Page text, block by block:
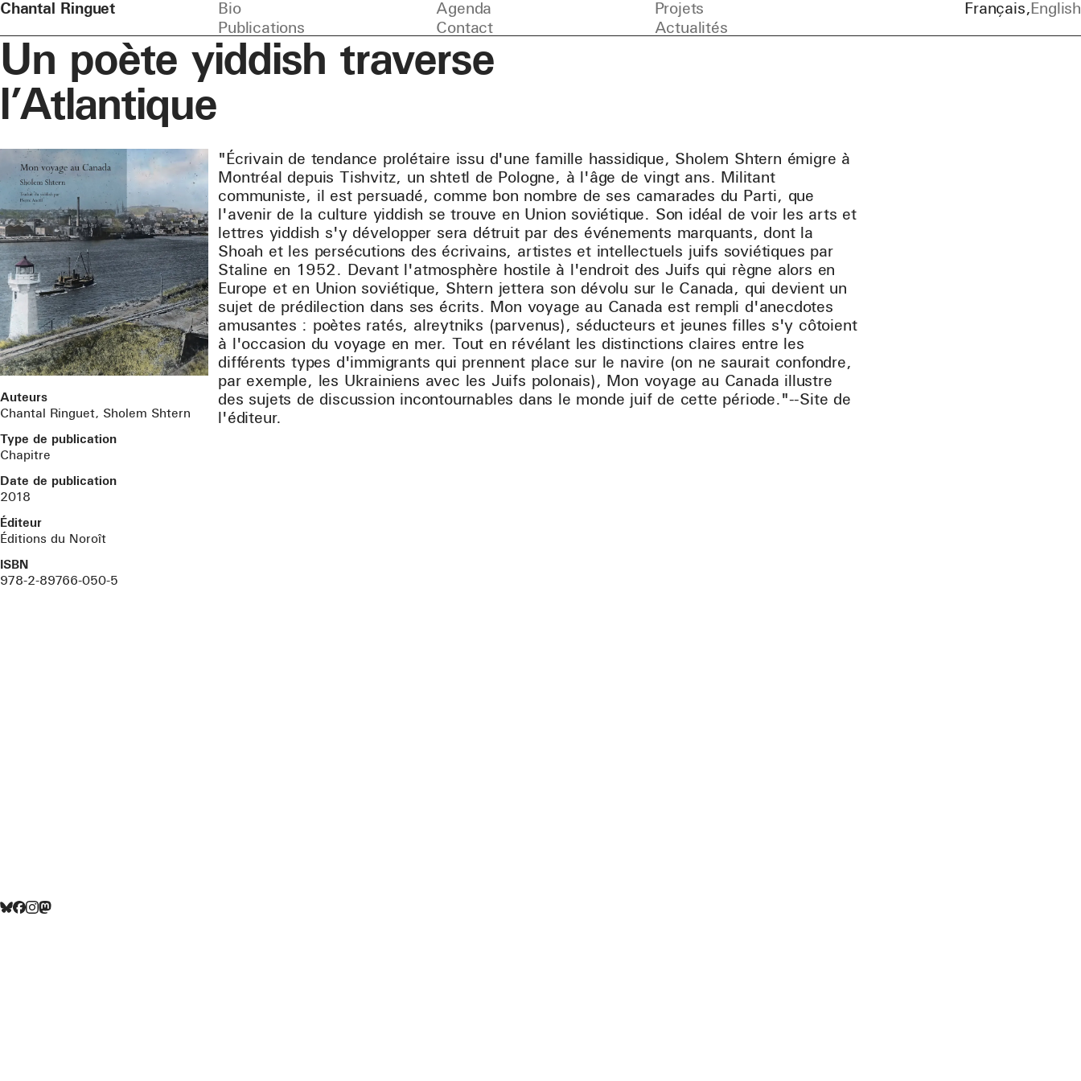
Chantal Ringuet Bio Agenda
Projets
Publications
Contact Actualités
Français English
Un poète yiddish traverse
l’Atlantique
Auteurs
Chantal Ringuet, Sholem Shtern
Type de publication
Chapitre
Date de publication
2018
Éditeur
Éditions du Noroît
ISBN
978-2-89766-050-5
"Écrivain de tendance prolétaire issu d'une famille hassidique, Sholem Shtern émigre à
Montréal depuis Tishvitz, un shtetl de Pologne, à l'âge de vingt ans. Militant
communiste, il est persuadé, comme bon nombre de ses camarades du Parti, que
l'avenir de la culture yiddish se trouve en Union soviétique. Son idéal de voir les arts et
lettres yiddish s'y développer sera détruit par des événements marquants, dont la
Shoah et les persécutions des écrivains, artistes et intellectuels juifs soviétiques par
Staline en 1952. Devant l'atmosphère hostile à l'endroit des Juifs qui règne alors en
Europe et en Union soviétique, Shtern jettera son dévolu sur le Canada, qui devient un
sujet de prédilection dans ses écrits. Mon voyage au Canada est rempli d'anecdotes
amusantes : poètes ratés, alreytniks (parvenus), séducteurs et jeunes filles s'y côtoient
à l'occasion du voyage en mer. Tout en révélant les distinctions claires entre les
différents types d'immigrants qui prennent place sur le navire (on ne saurait confondre,
par exemple, les Ukrainiens avec les Juifs polonais), Mon voyage au Canada illustre
des sujets de discussion incontournables dans le monde juif de cette période."--Site de
l'éditeur.